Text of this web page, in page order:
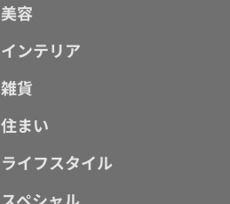
美容
インテリア
雑貨
住まい
ライフスタイル